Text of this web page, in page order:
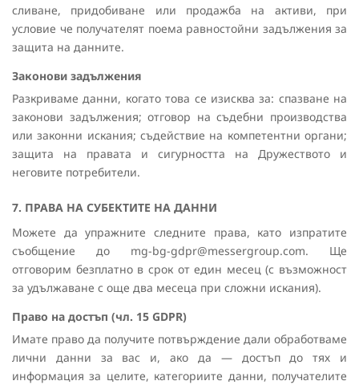
сливане, придобиване или продажба на активи, при
условие че получателят поема равностойни задължения за
защита на данните.
Законови задължения
Разкриваме данни, когато това се изисква за: спазване на
законови задължения; отговор на съдебни производства
или законни искания; съдействие на компетентни органи;
защита на правата и сигурността на Дружеството и
неговите потребители.
7. ПРАВА НА СУБЕКТИТЕ НА ДАННИ
Можете да упражните следните права, като изпратите
съобщение до mg-bg-gdpr@messergroup.com. Ще
отговорим безплатно в срок от един месец (с възможност
за удължаване с още два месеца при сложни искания).
Право на достъп (чл. 15 GDPR)
Имате право да получите потвърждение дали обработваме
лични данни за вас и, ако да — достъп до тях и
информация за целите, категориите данни, получателите